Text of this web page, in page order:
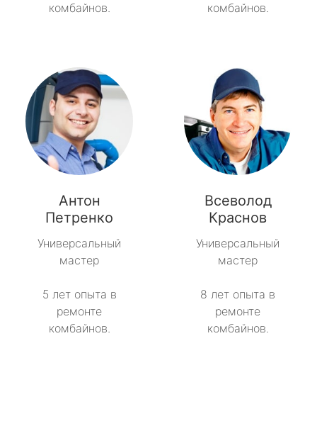
комбайнов.
комбайнов.
Антон
Петренко
Универсальный
мастер
5 лет опыта в
ремонте
комбайнов.
Всеволод
Краснов
Универсальный
мастер
8 лет опыта в
ремонте
комбайнов.